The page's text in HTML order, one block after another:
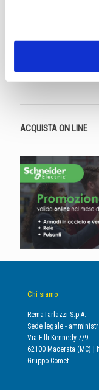
operativa e la
Le applicazioni sono
ACQUISTA ON LINE
Chi siamo
RemaTarlazzi S.p.A.
Sede legale -
Via F.lli Kennedy 7/9
62100 Macerata (MC) |
Gruppo Comet